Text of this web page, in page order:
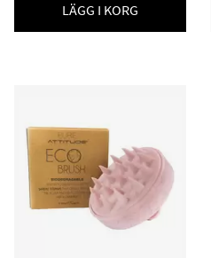
LÄGG I KORG